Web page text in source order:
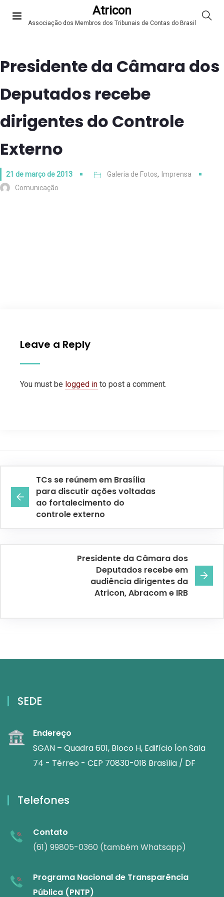
Atricon
Associação dos Membros dos Tribunais de Contas do Brasil
Presidente da Câmara dos
Deputados recebe
dirigentes do Controle
Externo
21 de março de 2013 Galeria de Fotos,
Imprensa
Comunicação
Leave a Reply
You must be logged in to post a comment.
TCs se reúnem em Brasília
para discutir ações voltadas
ao fortalecimento do
controle externo
Presidente da Câmara dos
Deputados recebe em
audiência dirigentes da
Atricon, Abracom e IRB
SEDE
Endereço
SGAN – Quadra 601, Bloco H, Edifício Íon Sala
74 - Térreo - CEP 70830-018 Brasília / DF
Telefones
Contato
(61) 99805-0360 (também Whatsapp)
Programa Nacional de Transparência
Pública (PNTP)